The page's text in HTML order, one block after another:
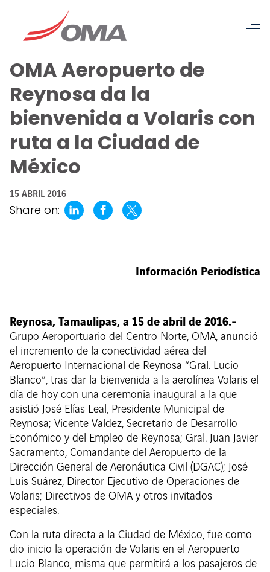
OMA Aeropuerto de
Reynosa da la
bienvenida a Volaris con
ruta a la Ciudad de
México
15 ABRIL 2016
Share on:
Información Periodística
Reynosa, Tamaulipas, a 15 de abril de 2016.-
Grupo Aeroportuario del Centro Norte, OMA, anunció
el incremento de la conectividad aérea del
Aeropuerto Internacional de Reynosa “Gral. Lucio
Blanco”, tras dar la bienvenida a la aerolínea Volaris el
día de hoy con una ceremonia inaugural a la que
asistió José Elías Leal, Presidente Municipal de
Reynosa; Vicente Valdez, Secretario de Desarrollo
Económico y del Empleo de Reynosa; Gral. Juan Javier
Sacramento, Comandante del Aeropuerto de la
Dirección General de Aeronáutica Civil (DGAC); José
Luis Suárez, Director Ejecutivo de Operaciones de
Volaris; Directivos de OMA y otros invitados
especiales.
Con la ruta directa a la Ciudad de México, fue como
dio inicio la operación de Volaris en el Aeropuerto
Lucio Blanco, misma que permitirá a los pasajeros de